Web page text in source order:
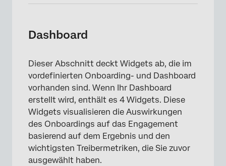
Dashboard
Dieser Abschnitt deckt Widgets ab, die im
vordefinierten Onboarding- und Dashboard
vorhanden sind. Wenn Ihr Dashboard
erstellt wird, enthält es 4 Widgets. Diese
Widgets visualisieren die Auswirkungen
des Onboardings auf das Engagement
basierend auf dem Ergebnis und den
wichtigsten Treibermetriken, die Sie zuvor
ausgewählt haben.